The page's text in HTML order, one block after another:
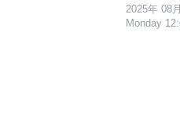
2025年 08
Monday